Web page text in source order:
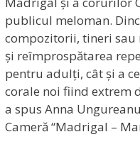
publicul meloman.
compozitorii, tineri
și reîmprospătarea
pentru adulți, cât și a
corale noi fiind extrem
a spus Anna
Cameră “Madrigal –